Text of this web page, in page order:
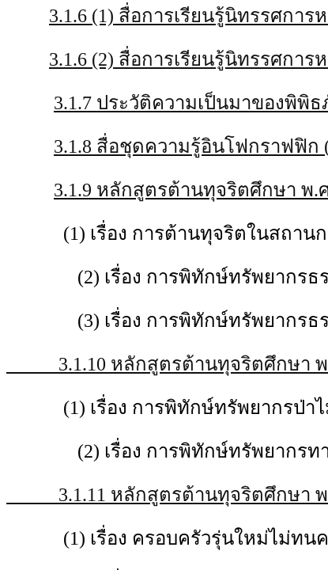
3.1.6 (1) สื่อการเรียนรู้นิทรรศกา
3.1.6 (2) สื่อการเรียนรู้นิทรรศการ
3.1.7 ประวัติความเป็นมาของพิพิ
3.1.8 สื่อชุดความรู้อินโฟกราฟฟิก
3.1.9 หลักสูตรต้านทุจริตศึกษา พ.
(1) เรื่อง การต้านทุจริตในสถาน
(2) เรื่อง การพิทักษ์ทรัพยากรธร
(3) เรื่อง การพิทักษ์ทรัพยากรธร
3.1.10 หลักสูตรต้านทุจริตศึกษา พ.
(1) เรื่อง การพิทักษ์ทรัพยากรป่า
(2) เรื่อง การพิทักษ์ทรัพยากรทาง
3.1.11 หลักสูตรต้านทุจริตศึกษา พ.
(1) เรื่อง ครอบครัวรุ่นใหม่ไม่ทน